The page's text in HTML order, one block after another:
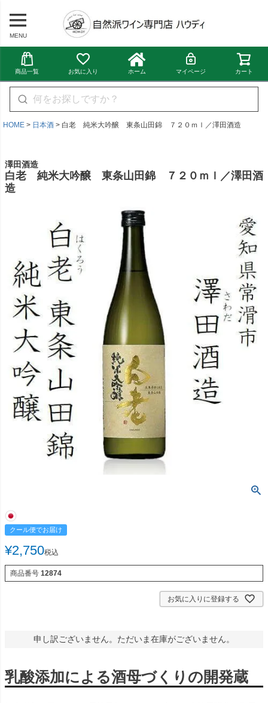
MENU
商品一覧 お気に入り ホーム マイページ カート
HOME 日本酒 白老 純米大吟醸 東条山田錦 ７２０ｍｌ／澤田酒造
澤田酒造
白老 純米大吟醸 東条山田錦 ７２０ｍｌ／澤田酒
造
クール便でお届け
¥2,750税込
商品番号 12874
お気に入りに登録する
申し訳ございません。ただいま在庫がございません。
乳酸添加による酒母づくりの開発蔵